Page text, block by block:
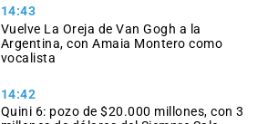
14:43
Vuelve La Oreja de Van Gogh a la
Argentina, con Amaia Montero como
vocalista
14:42
Quini 6: pozo de $20.000 millones, con 3